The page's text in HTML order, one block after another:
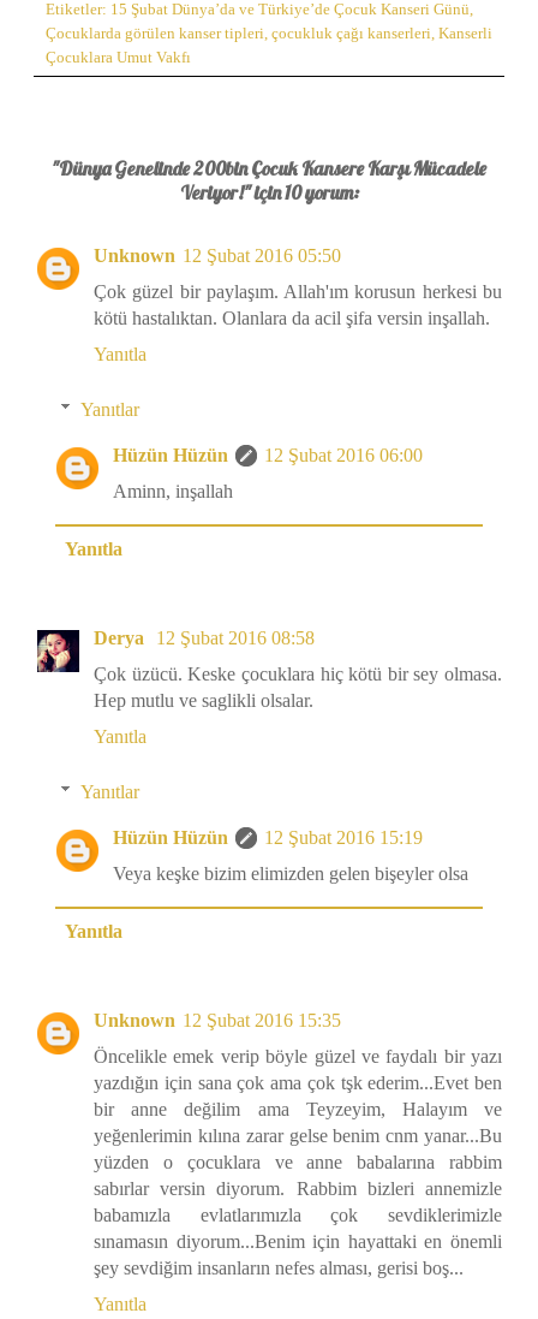
Etiketler: 15 Şubat Dünya’da ve Türkiye’de Çocuk Kanseri Günü,
Çocuklarda görülen kanser tipleri, çocukluk çağı kanserleri, Kanserli
Çocuklara Umut Vakfı
"Dünya Genelinde 200bin Çocuk Kansere Karşı Mücadele
Veriyor!" için 10 yorum:
Unknown 12 Şubat 2016 05:50
Çok güzel bir paylaşım. Allah'ım korusun herkesi bu
kötü hastalıktan. Olanlara da acil şifa versin inşallah.
Yanıtla
Yanıtlar
Hüzün Hüzün
12 Şubat 2016 06:00
Aminn, inşallah
Yanıtla
Derya
12 Şubat 2016 08:58
Çok üzücü. Keske çocuklara hiç kötü bir sey olmasa.
Hep mutlu ve saglikli olsalar.
Yanıtla
Yanıtlar
Hüzün Hüzün
12 Şubat 2016 15:19
Veya keşke bizim elimizden gelen bişeyler olsa
Yanıtla
Unknown 12 Şubat 2016 15:35
Öncelikle emek verip böyle güzel ve faydalı bir yazı
yazdığın için sana çok ama çok tşk ederim...Evet ben
bir anne değilim ama Teyzeyim, Halayım ve
yeğenlerimin kılına zarar gelse benim cnm yanar...Bu
yüzden o çocuklara ve anne babalarına rabbim
sabırlar versin diyorum. Rabbim bizleri annemizle
babamızla evlatlarımızla çok sevdiklerimizle
sınamasın diyorum...Benim için hayattaki en önemli
şey sevdiğim insanların nefes alması, gerisi boş...
Yanıtla